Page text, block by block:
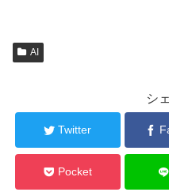
AI
シ
Twitter
Pocket